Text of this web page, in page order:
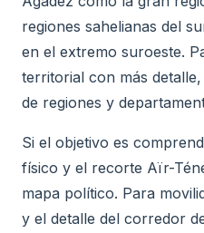
regiones sahelianas del
en el extremo suroeste.
territorial con más
de regiones y
Si el objetivo es
físico y el recorte Aïr-
mapa político. Para
y el detalle del corredor